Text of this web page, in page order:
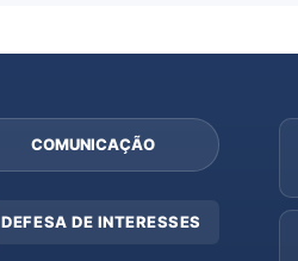
COMUNICAÇÃO
DEFESA DE INTERESSES